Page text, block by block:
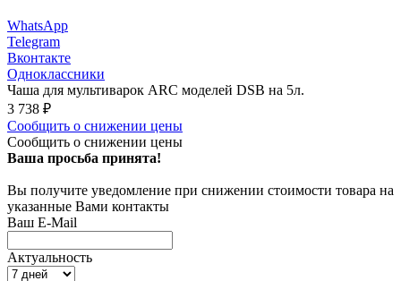
WhatsApp
Telegram
Вконтакте
Одноклассники
Чаша для мультиварок ARC моделей DSB на 5л.
3 738 ₽
Сообщить о снижении цены
Сообщить о снижении цены
Ваша просьба принята!
Вы получите уведомление при снижении стоимости товара на
указанные Вами контакты
Ваш E-Mail
Актуальность